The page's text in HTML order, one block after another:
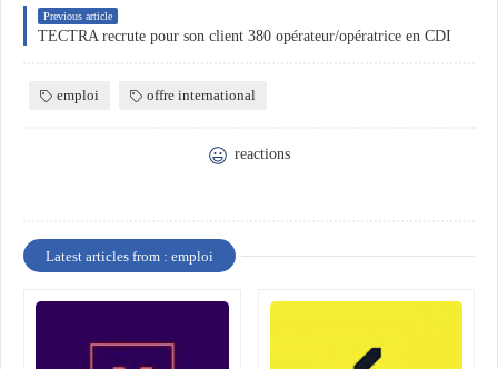
Previous article
TECTRA recrute pour son client 380 opérateur/opératrice en CDI
emploi offre international
reactions
Latest articles from : emploi